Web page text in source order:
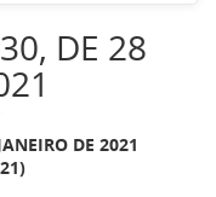
DE 28
DE 2021